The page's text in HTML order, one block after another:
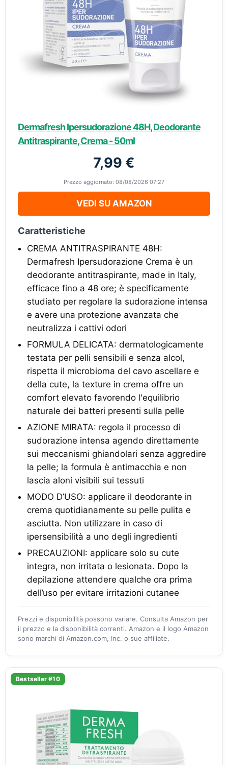
Dermafresh Ipersudorazione 48H, Deodorante
Antitraspirante, Crema - 50ml
7,99 €
Prezzo aggiornato: 08/08/2026 07:27
VEDI SU AMAZON
Caratteristiche
CREMA ANTITRASPIRANTE 48H:
Dermafresh Ipersudorazione Crema è un
deodorante antitraspirante, made in Italy,
efficace fino a 48 ore; è specificamente
studiato per regolare la sudorazione intensa
e avere una protezione avanzata che
neutralizza i cattivi odori
FORMULA DELICATA: dermatologicamente
testata per pelli sensibili e senza alcol,
rispetta il microbioma del cavo ascellare e
della cute, la texture in crema offre un
comfort elevato favorendo l'equilibrio
naturale dei batteri presenti sulla pelle
AZIONE MIRATA: regola il processo di
sudorazione intensa agendo direttamente
sui meccanismi ghiandolari senza aggredire
la pelle; la formula è antimacchia e non
lascia aloni visibili sui tessuti
MODO D’USO: applicare il deodorante in
crema quotidianamente su pelle pulita e
asciutta. Non utilizzare in caso di
ipersensibilità a uno degli ingredienti
PRECAUZIONI: applicare solo su cute
integra, non irritata o lesionata. Dopo la
depilazione attendere qualche ora prima
dell’uso per evitare irritazioni cutanee
Prezzi e disponibilità possono variare. Consulta Amazon per
il prezzo e la disponibilità correnti. Amazon e il logo Amazon
sono marchi di Amazon.com, Inc. o sue affiliate.
Bestseller #10